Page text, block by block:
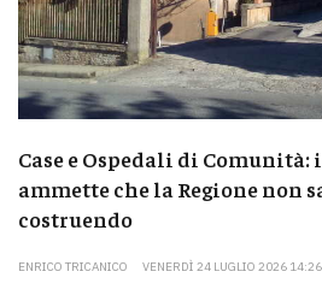
Case e Ospedali di
ammette che la Regione non
costruendo
ENRICO TRICANICO VENERDÌ 24 LUGLIO 2026 14:26